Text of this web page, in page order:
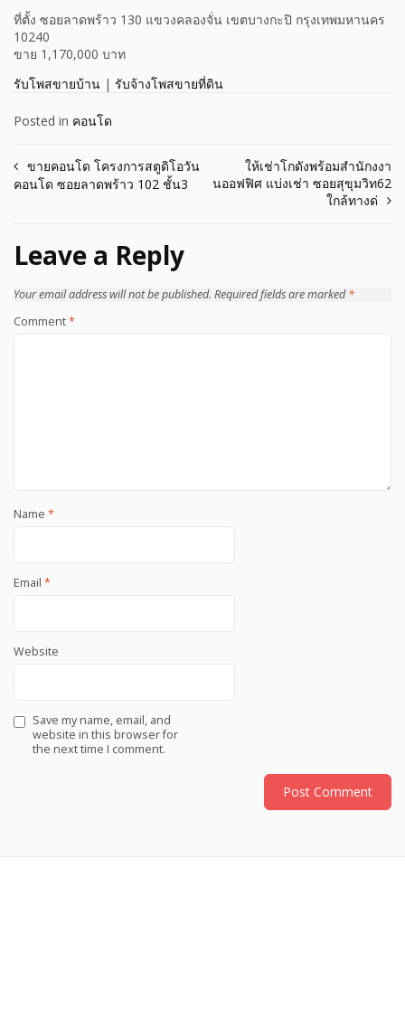
ที่ตั้ง ซอยลาดพร้าว 130 แขวงคลองจั่น เขตบางกะปิ กรุงเทพมหานคร
10240
ขาย 1,170,000 บาท
รับโพสขายบ้าน | รับจ้างโพสขายที่ดิน
Posted in คอนโด
Post
ขายคอนโด โครงการสตูดิโอวัน
คอนโด ซอยลาดพร้าว 102 ชั้น3
ให้เช่าโกดังพร้อมสำนักงงา
นออฟฟิศ แบ่งเช่า ซอยสุขุมวิท62
ใกล้ทางด่
Leave a Reply
Your email address will not be published. Required fields are marked*
Comment*
Name *
Email *
Website
Save my name, email, and
website in this browser for
the next time I comment.